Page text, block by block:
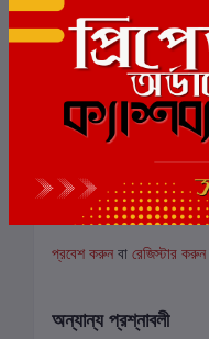
সংশ্লিষ্ট বই
বই সংক্রান্ত জিজ্ঞাসা (0)
প্রবেশ করুন বা রেজিস্টার করুন
অন্যান্য প্রশ্নাবলী